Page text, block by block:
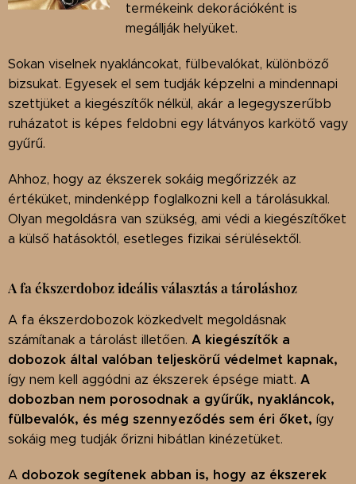
termékeink dekorációként is
megállják helyüket.
Sokan viselnek nyakláncokat, fülbevalókat, különböző
bizsukat. Egyesek el sem tudják képzelni a mindennapi
szettjüket a kiegészítők nélkül, akár a legegyszerűbb
ruházatot is képes feldobni egy látványos karkötő vagy
gyűrű.
Ahhoz, hogy az ékszerek sokáig megőrizzék az
értéküket, mindenképp foglalkozni kell a tárolásukkal.
Olyan megoldásra van szükség, ami védi a kiegészítőket
a külső hatásoktól, esetleges fizikai sérülésektől.
A fa ékszerdoboz ideális választás a tároláshoz
A fa ékszerdobozok közkedvelt megoldásnak
számítanak a tárolást illetően. A kiegészítők a
dobozok által valóban teljeskörű védelmet kapnak,
így nem kell aggódni az ékszerek épsége miatt. A
dobozban nem porosodnak a gyűrűk, nyakláncok,
fülbevalók, és még szennyeződés sem éri őket, így
sokáig meg tudják őrizni hibátlan kinézetüket.
A dobozok segítenek abban is, hogy az ékszerek